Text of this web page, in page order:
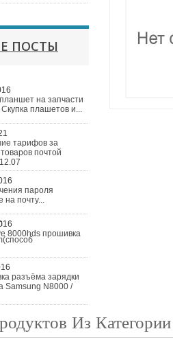
ПОСТЫ
на запчасти
плашетов и...
тарифов за
почтой
пароля
почту...
8000hds прошивка
разъёма зарядки
Samsung N8000 /
Из Категории